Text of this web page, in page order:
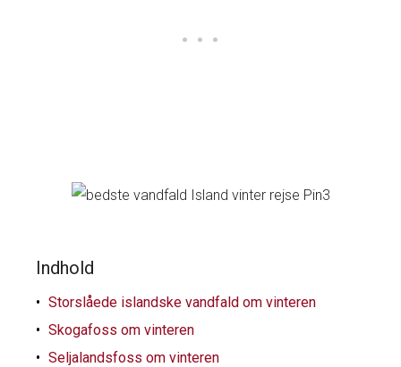
Indhold
Storslåede islandske vandfald om vinteren
Skogafoss om vinteren
Seljalandsfoss om vinteren